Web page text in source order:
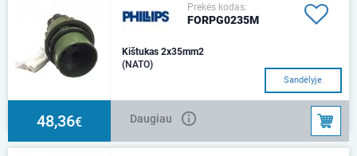
Prekės kodas:
FORPG0235M
Kištukas 2x35mm2
(NATO)
Sandėlyje
48,36€ Daugiau